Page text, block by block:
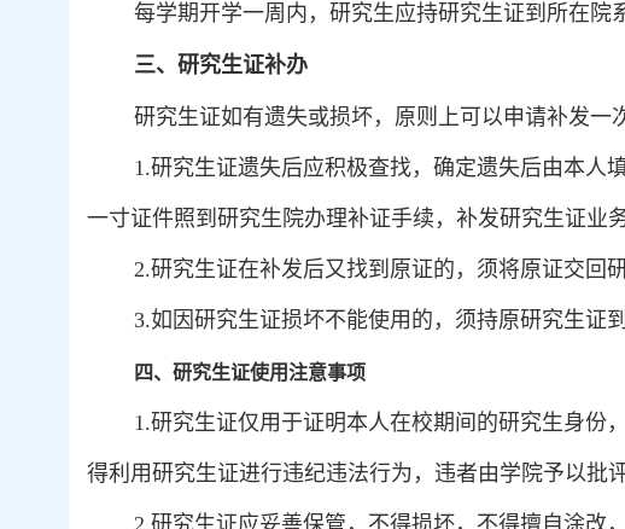
每学期开学一周内，研究生应持研究生证到所在院
三、研究生证补办
研究生证如有遗失或损坏，原则上可以申请补发一
1.研究生证遗失后应积极查找，确定遗失后由本人
一寸证件照到研究生院办理补证手续，补发研究生证业
2.研究生证在补发后又找到原证的，须将原证交回
3.如因研究生证损坏不能使用的，须持原研究生证
四、研究生证使用注意事项
1.研究生证仅用于证明本人在校期间的研究生身份
得利用研究生证进行违纪违法行为，违者由学院予以批
2.研究生证应妥善保管，不得损坏，不得擅自涂改